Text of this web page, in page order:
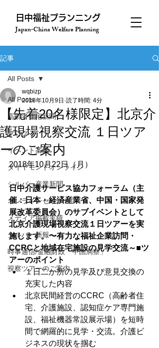
​日中福祉プランニング
Japan-China Welfare Planning
記事
All Posts
高齢者住宅新聞
ブログ
イベント案内
ダイヤモンドオンライン
シルバー産業新聞
オンラインセミナー
メディア掲載実績
シルバー新報
時事通信/金融財政「中国洞察」
視察ツアーのご案内
All Posts
【先着20名様限定】北京介
護現場視察交流 １日ツア
ーのご案内
wqbizp
2018年10月9日 読了時間: 4分
日中介護サービス協力フォーラム（主
催：日本・経済産業省、中国・国家発
展改革委員会）のサブイベントとして
北京介護現場視察交流１日ツアーを実
施します。〜有力な福祉企業訪問・
CCRCと地域在宅施設の見学交流～■ツ
アーのポイント
１日二か所の見学及び意見交換の
充実した内容
北京民間経営のCCRC（高齢者住
宅、介護施設、認知症ケア専門施
設、福祉機器常設展示場）を短時
間で網羅的に見学・交流。介護ビ
ジネスの現状を掴む